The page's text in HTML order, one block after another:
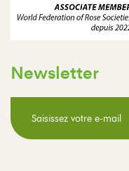
Newsletter